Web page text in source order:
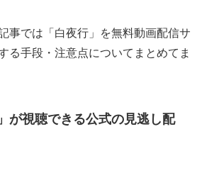
事では「白夜行」を無料動画配信サ
る手段・注意点についてまとめてま
が視聴できる公式の見逃し配